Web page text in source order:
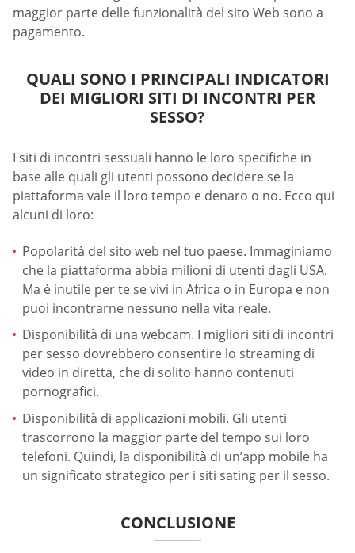
maggior parte delle funzionalità del sito Web sono a
pagamento.
QUALI SONO I PRINCIPALI INDICATORI
DEI MIGLIORI SITI DI INCONTRI PER
SESSO?
I siti di incontri sessuali hanno le loro specifiche in
base alle quali gli utenti possono decidere se la
piattaforma vale il loro tempo e denaro o no. Ecco qui
alcuni di loro:
Popolarità del sito web nel tuo paese. Immaginiamo
che la piattaforma abbia milioni di utenti dagli USA.
Ma è inutile per te se vivi in Africa o in Europa e non
puoi incontrarne nessuno nella vita reale.
Disponibilità di una webcam. I migliori siti di incontri
per sesso dovrebbero consentire lo streaming di
video in diretta, che di solito hanno contenuti
pornografici.
Disponibilità di applicazioni mobili. Gli utenti
trascorrono la maggior parte del tempo sui loro
telefoni. Quindi, la disponibilità di un’app mobile ha
un significato strategico per i siti sating per il sesso.
CONCLUSIONE